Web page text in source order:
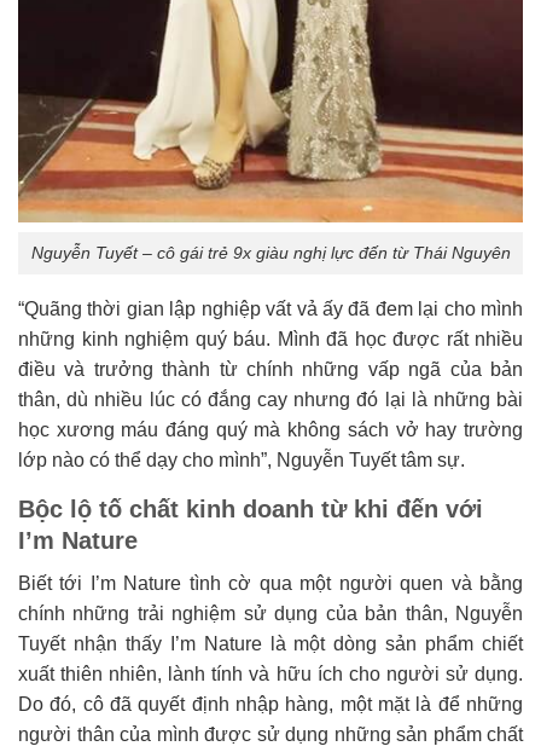
Nguyễn Tuyết – cô gái trẻ 9x giàu nghị lực đến từ Thái Nguyên
“Quãng thời gian lập nghiệp vất vả ấy đã đem lại cho mình
những kinh nghiệm quý báu. Mình đã học được rất nhiều
điều và trưởng thành từ chính những vấp ngã của bản
thân, dù nhiều lúc có đắng cay nhưng đó lại là những bài
học xương máu đáng quý mà không sách vở hay trường
lớp nào có thể dạy cho mình”, Nguyễn Tuyết tâm sự.
Bộc lộ tố chất kinh doanh từ khi đến với
I’m Nature
Biết tới I’m Nature tình cờ qua một người quen và bằng
chính những trải nghiệm sử dụng của bản thân, Nguyễn
Tuyết nhận thấy I’m Nature là một dòng sản phẩm chiết
xuất thiên nhiên, lành tính và hữu ích cho người sử dụng.
Do đó, cô đã quyết định nhập hàng, một mặt là để những
người thân của mình được sử dụng những sản phẩm chất